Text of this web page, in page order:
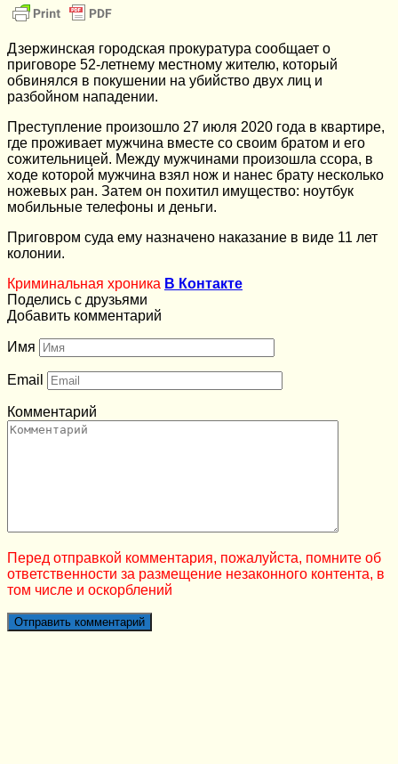
Дзержинская городская прокуратура сообщает о
приговоре 52-летнему местному жителю, который
обвинялся в покушении на убийство двух лиц и
разбойном нападении.
Преступление произошло 27 июля 2020 года в квартире,
где проживает мужчина вместе со своим братом и его
сожительницей. Между мужчинами произошла ссора, в
ходе которой мужчина взял нож и нанес брату несколько
ножевых ран. Затем он похитил имущество: ноутбук
мобильные телефоны и деньги.
Приговром суда ему назначено наказание в виде 11 лет
колонии.
Криминальная хроника В Контакте
Поделись с друзьями
Добавить комментарий
Имя
Email
Комментарий
Перед отправкой комментария, пожалуйста, помните об
ответственности за размещение незаконного контента, в
том числе и оскорблений